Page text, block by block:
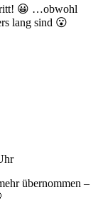
😀 …obwohl
lang sind 😮
übernommen –